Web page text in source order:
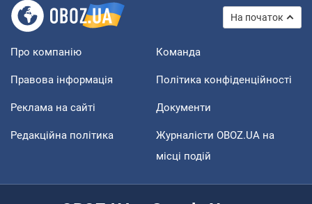
На початок
Про компанію Команда
Правова інформація Політика конфіденційності
Реклама на сайті Документи
Редакційна політика
Журналісти OBOZ.UA на
місці подій